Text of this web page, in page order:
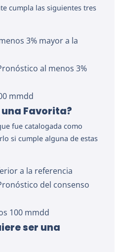
cumpla las siguientes tres
3% mayor a la
al menos 3%
mmdd
Favorita?
fue catalogada como
si cumple alguna de estas
a la referencia
del consenso
100 mmdd
ser una